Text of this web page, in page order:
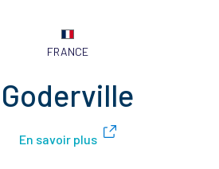
FRANCE
Goderville
En savoir plus